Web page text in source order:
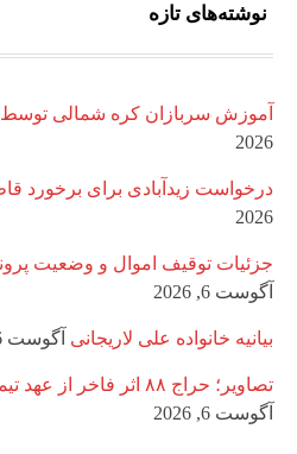
نوشته‌های تازه
آموزش سربازان کره شمالی
2026
درخواست زیدآبادی برای برخورد
2026
جزئیات توقیف اموال و وضعیت
آگوست 6, 2026
بیانیه خانواده علی لاریجانی آگوست 6, 2026
تصاویر؛ حراج ۸۸ اثر فاخر از عهد تیموریان تا دوره معاصر
آگوست 6, 2026